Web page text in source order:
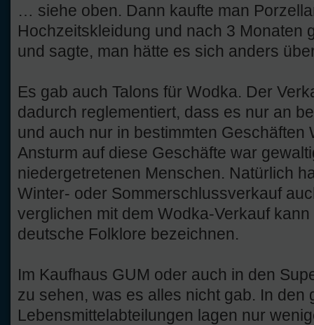
… siehe oben. Dann kaufte man
Hochzeitskleidung und nach 3 Monaten
und sagte, man hätte es sich anders
Es gab auch Talons für Wodka. Der
dadurch reglementiert, dass es nur an
und auch nur in bestimmten Geschäften
Ansturm auf diese Geschäfte war
niedergetretenen Menschen. Natürlich
Winter- oder Sommerschlussverkauf
verglichen mit dem Wodka-Verkauf
deutsche Folklore bezeichnen.
Im Kaufhaus GUM oder auch in den
zu sehen, was es alles nicht gab. In den
Lebensmittelabteilungen lagen nur